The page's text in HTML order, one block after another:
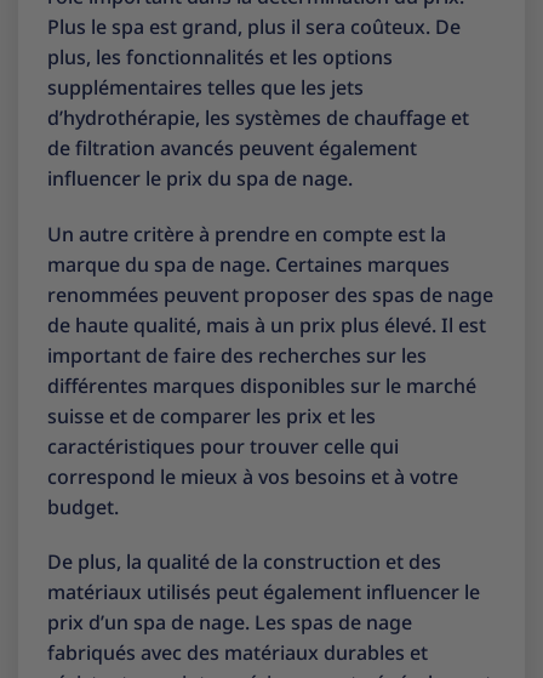
Plus le spa est grand, plus il sera coûteux. De
plus, les fonctionnalités et les options
supplémentaires telles que les jets
d’hydrothérapie, les systèmes de chauffage et
de filtration avancés peuvent également
influencer le prix du spa de nage.
Un autre critère à prendre en compte est la
marque du spa de nage. Certaines marques
renommées peuvent proposer des spas de nage
de haute qualité, mais à un prix plus élevé. Il est
important de faire des recherches sur les
différentes marques disponibles sur le marché
suisse et de comparer les prix et les
caractéristiques pour trouver celle qui
correspond le mieux à vos besoins et à votre
budget.
De plus, la qualité de la construction et des
matériaux utilisés peut également influencer le
prix d’un spa de nage. Les spas de nage
fabriqués avec des matériaux durables et